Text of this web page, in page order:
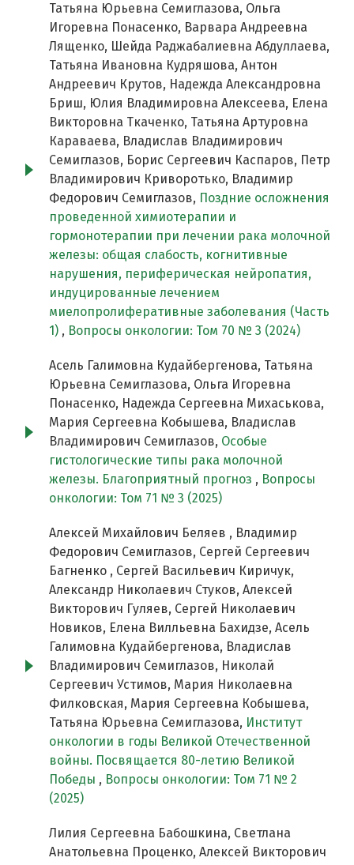
Татьяна Юрьевна Семиглазова, Ольга
Игоревна Понасенко, Варвара Андреевна
Лященко, Шейда Раджабалиевна Абдуллаева,
Татьяна Ивановна Кудряшова, Антон
Андреевич Крутов, Надежда Александровна
Бриш, Юлия Владимировна Алексеева, Елена
Викторовна Ткаченко, Татьяна Артуровна
Караваева, Владислав Владимирович
Семиглазов, Борис Сергеевич Каспаров, Петр
Владимирович Криворотько, Владимир
Федорович Семиглазов, Поздние осложнения
проведенной химиотерапии и
гормонотерапии при лечении рака молочной
железы: общая слабость, когнитивные
нарушения, периферическая нейропатия,
индуцированные лечением
миелопролиферативные заболевания (Часть
1) , Вопросы онкологии: Том 70 № 3 (2024)
Асель Галимовна Кудайбергенова, Татьяна
Юрьевна Семиглазова, Ольга Игоревна
Понасенко, Надежда Сергеевна Михаськова,
Мария Сергеевна Кобышева, Владислав
Владимирович Семиглазов, Особые
гистологические типы рака молочной
железы. Благоприятный прогноз , Вопросы
онкологии: Том 71 № 3 (2025)
Алексей Михайлович Беляев , Владимир
Федорович Семиглазов, Сергей Сергеевич
Багненко , Сергей Васильевич Киричук,
Александр Николаевич Стуков, Алексей
Викторович Гуляев, Сергей Николаевич
Новиков, Елена Вилльевна Бахидзе, Асель
Галимовна Кудайбергенова, Владислав
Владимирович Семиглазов, Николай
Сергеевич Устимов, Мария Николаевна
Филковская, Мария Сергеевна Кобышева,
Татьяна Юрьевна Семиглазова, Институт
онкологии в годы Великой Отечественной
войны. Посвящается 80-летию Великой
Победы , Вопросы онкологии: Том 71 № 2
(2025)
Лилия Сергеевна Бабошкина, Светлана
Анатольевна Проценко, Алексей Викторович